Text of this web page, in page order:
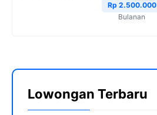
Rp 2.500.000
Bulanan
Lowongan Terbaru